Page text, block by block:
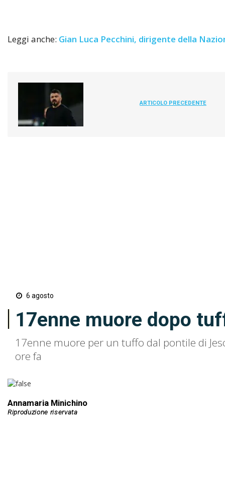
Leggi anche: Gian Luca Pecchini, dirigente della
ARTICOLO PRECEDENTE
6 agosto
17enne muore dopo
17enne muore per un tuffo dal pontile di
ore fa
Annamaria Minichino